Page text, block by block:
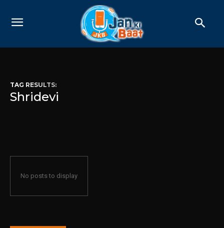
TAG RESULTS:
Shridevi
No posts to display